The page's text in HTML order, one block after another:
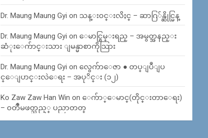
Dr. Maung Maung Gyi on သန္း၀င္းလိႈင္ – ဆာဂြ်န္ဆိုင္မြန္
Dr. Maung Maung Gyi onေမာင္စြမ္းရည္ – အမွတ္အနည္း
ဆံုးေက်ာင္းသား ျမန္မာစာကိုသြား
Dr. Maung Maung Gyi onလွေက်ာေဇာ ● တပ္ျပဳျပ
င္ေျပာင္းလဲေရး – အပုိင္း (၁၂)
Ko Zaw Zaw Han Win onေက်ာ္ေမာင္(တိုင္းတာေရး)
– ၀တၳဳမဖတ္သည့္ ပညာတတ္